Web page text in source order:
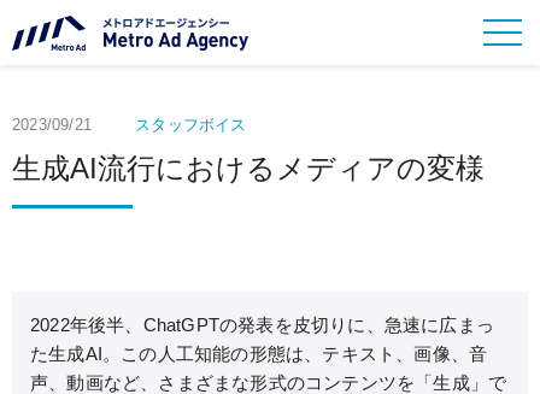
2023/09/21 スタッフボイス
生成AI流行におけるメディアの変様
2022年後半、ChatGPTの発表を皮切りに、急速に広まっ
た生成AI。この人工知能の形態は、テキスト、画像、音
声、動画など、さまざまな形式のコンテンツを「生成」で